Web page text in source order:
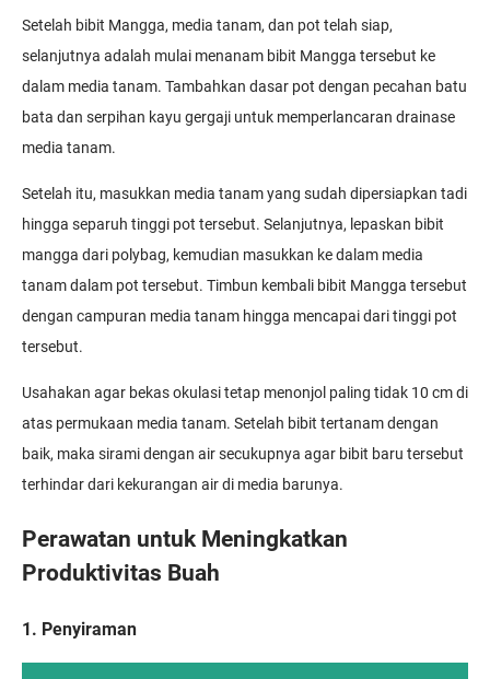
Setelah bibit Mangga, media tanam, dan pot telah siap,
selanjutnya adalah mulai menanam bibit Mangga tersebut ke
dalam media tanam. Tambahkan dasar pot dengan pecahan batu
bata dan serpihan kayu gergaji untuk memperlancaran drainase
media tanam.
Setelah itu, masukkan media tanam yang sudah dipersiapkan tadi
hingga separuh tinggi pot tersebut. Selanjutnya, lepaskan bibit
mangga dari polybag, kemudian masukkan ke dalam media
tanam dalam pot tersebut. Timbun kembali bibit Mangga tersebut
dengan campuran media tanam hingga mencapai dari tinggi pot
tersebut.
Usahakan agar bekas okulasi tetap menonjol paling tidak 10 cm di
atas permukaan media tanam. Setelah bibit tertanam dengan
baik, maka sirami dengan air secukupnya agar bibit baru tersebut
terhindar dari kekurangan air di media barunya.
Perawatan untuk Meningkatkan
Produktivitas Buah
1. Penyiraman